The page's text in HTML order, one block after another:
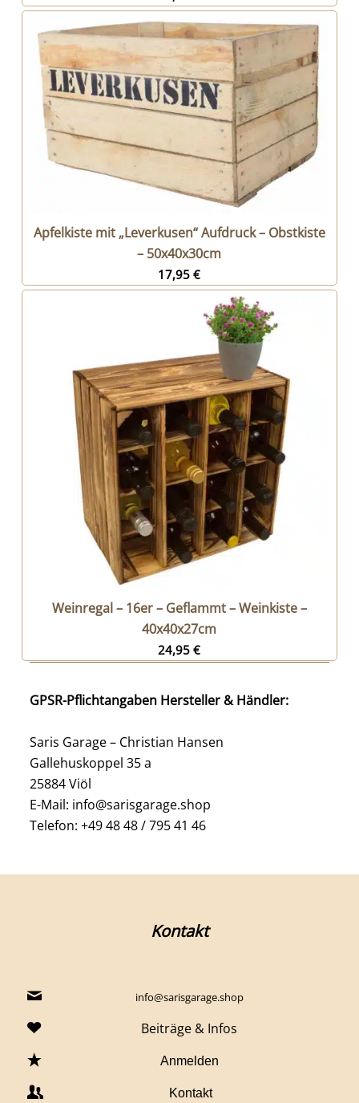
Apfelkiste mit „Leverkusen“ Aufdruck – Obstkiste
– 50x40x30cm
17,95€
Weinregal – 16er – Geflammt – Weinkiste –
40x40x27cm
24,95€
GPSR-Pflichtangaben Hersteller & Händler:
Saris Garage – Christian Hansen
Gallehuskoppel 35 a
25884 Viöl
E-Mail: info@sarisgarage.shop
Telefon: +49 48 48 / 795 41 46
Kontakt
info@sarisgarage.shop
Beiträge & Infos
Anmelden
Kontakt